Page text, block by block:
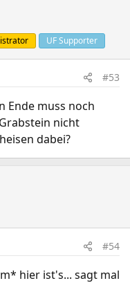
UF Supporter
#53
muss noch
nicht
dabei?
#54
hier ist's... sagt mal